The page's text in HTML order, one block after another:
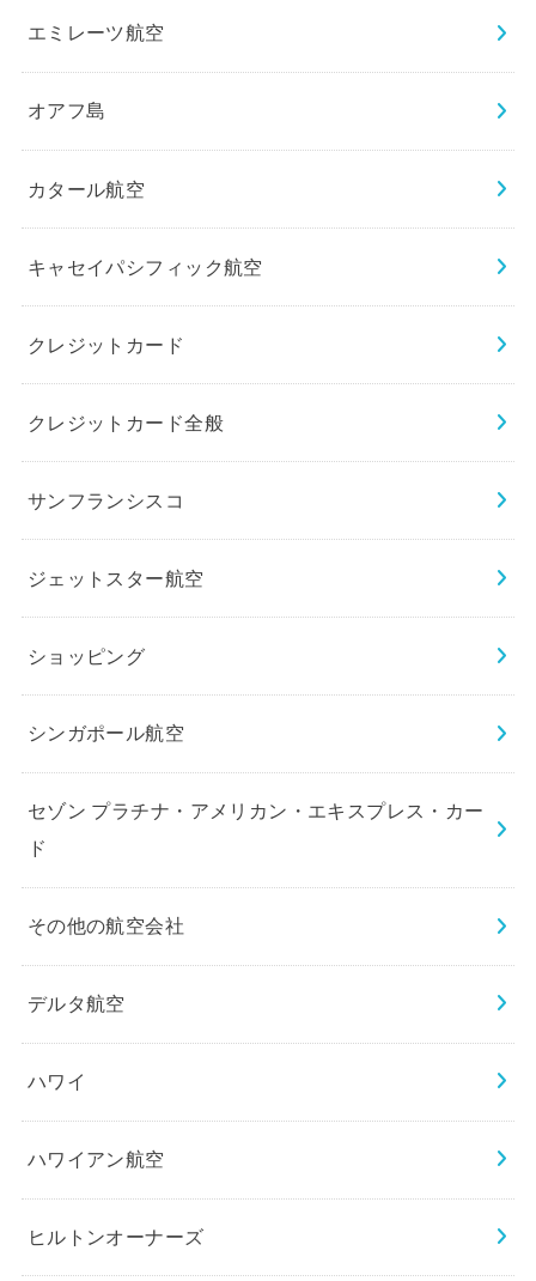
エミレーツ航空
オアフ島
カタール航空
キャセイパシフィック航空
クレジットカード
クレジットカード全般
サンフランシスコ
ジェットスター航空
ショッピング
シンガポール航空
セゾン プラチナ・アメリカン・エキスプレス・カー
ド
その他の航空会社
デルタ航空
ハワイ
ハワイアン航空
ヒルトンオーナーズ